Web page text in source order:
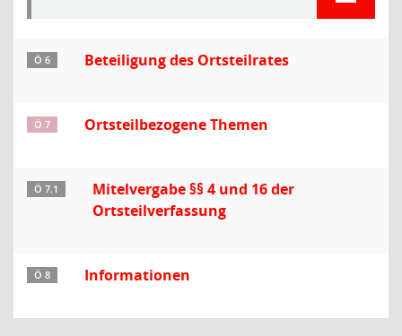
Ö 6 Beteiligung des Ortsteilrates
Ö 7 Ortsteilbezogene Themen
Ö 7.1
Mitelvergabe §§ 4 und 16 der
Ortsteilverfassung
Ö 8 Informationen